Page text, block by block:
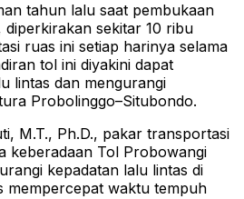
tahun lalu saat pembukaan
sekitar 10 ribu
ruas ini setiap harinya selama
tol ini diyakini dapat
lintas dan mengurangi
Probolinggo–Situbondo.
M.T., Ph.D., pakar transportasi
keberadaan Tol Probowangi
kepadatan lalu lintas di
mempercepat waktu tempuh